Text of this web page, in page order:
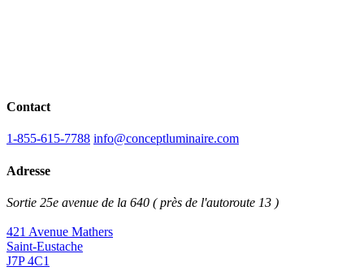
Contact
1-855-615-7788 info@conceptluminaire.com
Adresse
Sortie 25e avenue de la 640 ( près de l'autoroute 13 )
421 Avenue Mathers
Saint-Eustache
J7P 4C1